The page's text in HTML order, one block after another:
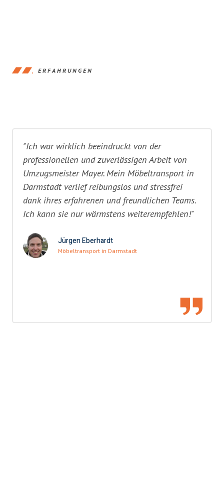
ERFAHRUNGEN
"Ich war wirklich beeindruckt von der
professionellen und zuverlässigen Arbeit von
Umzugsmeister Mayer. Mein Möbeltransport in
Darmstadt verlief reibungslos und stressfrei
dank ihres erfahrenen und freundlichen Teams.
Ich kann sie nur wärmstens weiterempfehlen!"
Jürgen Eberhardt
Möbeltransport in Darmstadt